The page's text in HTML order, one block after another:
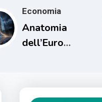
Economia
Anatomia
dell’Euro